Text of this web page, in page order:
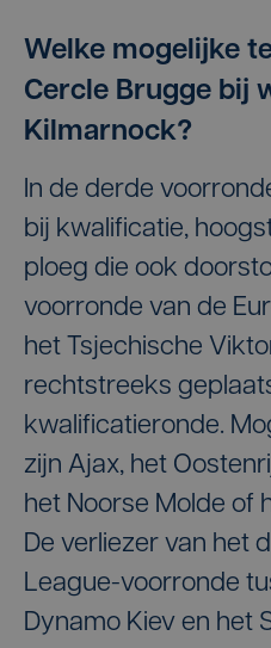
Welke mogelijke
Cercle Brugge bij
Kilmarnock?
In de derde
bij kwalificatie,
ploeg die ook
voorronde van de
het Tsjechische
rechtstreeks
kwalificatieronde.
zijn Ajax, het
het Noorse Molde of
De verliezer van het
League-voorronde
Dynamo Kiev en het